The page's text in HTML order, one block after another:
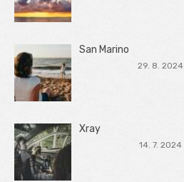
San Marino
29. 8. 2024
Xray
14. 7. 2024